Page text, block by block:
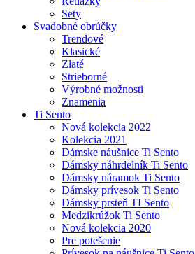
Sety
Svadobné obrúčky
Trendové
Klasické
Zlaté
Strieborné
Výrobné možnosti
Znamenia
Ti Sento
Nová kolekcia 2022
Kolekcia 2021
Dámske náušnice Ti Sento
Dámsky náhrdelník Ti Sento
Dámsky náramok Ti Sento
Dámsky prívesok Ti Sento
Dámsky prsteň TI Sento
Medzikrúžok Ti Sento
Nová kolekcia 2020
Pre potešenie